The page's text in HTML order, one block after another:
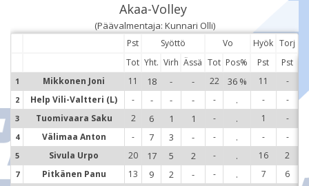
Akaa-Volley
(Päävalmentaja: Kunnari Olli)
Pst Syöttö Vo Hyök Torj
Tot Yht. Virh Ässä Tot Pos% Pst Pst
1 Mikkonen Joni 11 18 - - 22 36 % 11 -
2 Help Vili-Valtteri (L) - - - - - . - -
3 Tuomivaara Saku 2 6 1 1 - . 1 -
4 Välimaa Anton - 7 3 - - . - -
5 Sivula Urpo 20 17 5 2 - . 16 2
7 Pitkänen Panu 13 9 2 - - . 7 6
5